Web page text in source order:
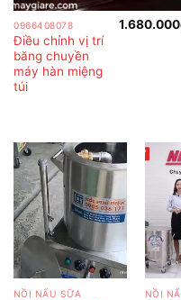
0966408078
Điều chỉnh vị trí
băng chuyền
máy hàn miệng
túi
1.680.000
NỒI NẤU SỮA NỒI